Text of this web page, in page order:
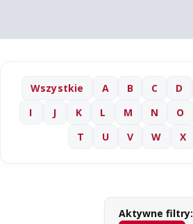
Wszystkie A B C D
I
J K L M N O
T
U V W X
Aktywne filtry: